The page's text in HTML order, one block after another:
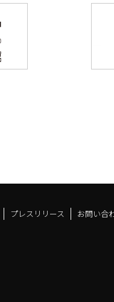
プレスリリース お問い合
ンドスペ
ス